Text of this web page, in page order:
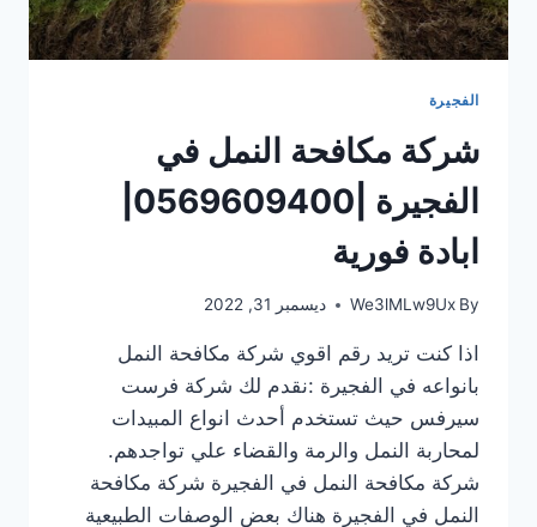
الفجيرة
شركة مكافحة النمل في
ابادة فورية
By
We3lMLw9Ux ديسمبر 31, 2022
اذا كنت تريد رقم اقوي شركة مكافحة النمل
بانواعه في الفجيرة :نقدم لك شركة فرست
سيرفس حيث تستخدم أحدث انواع المبيدات
لمحاربة النمل والرمة والقضاء علي تواجدهم.
شركة مكافحة النمل في الفجيرة شركة مكافحة
النمل في الفجيرة هناك بعض الوصفات الطبيعية